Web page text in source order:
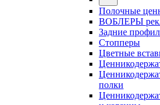
Полочные
ВОБЛЕРЫ
Задние
Стопперы
Цветные
полки